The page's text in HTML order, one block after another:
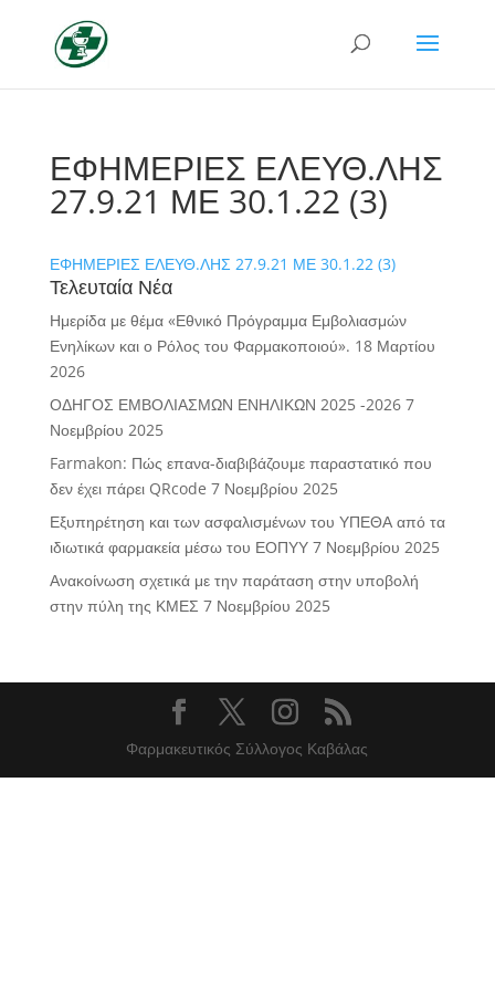
ΕΦΗΜΕΡΙΕΣ ΕΛΕΥΘ.ΛΗΣ
27.9.21 ΜΕ 30.1.22 (3)
ΕΦΗΜΕΡΙΕΣ ΕΛΕΥΘ.ΛΗΣ 27.9.21 ΜΕ 30.1.22 (3)
Τελευταία Νέα
Ημερίδα με θέμα «Εθνικό Πρόγραμμα Εμβολιασμών
Ενηλίκων και ο Ρόλος του Φαρμακοποιού». 18 Μαρτίου
2026
ΟΔΗΓΟΣ ΕΜΒΟΛΙΑΣΜΩΝ ΕΝΗΛΙΚΩΝ 2025 -2026 7
Νοεμβρίου 2025
Farmakon: Πώς επανα-διαβιβάζουμε παραστατικό που
δεν έχει πάρει QRcode 7 Νοεμβρίου 2025
Εξυπηρέτηση και των ασφαλισμένων του ΥΠΕΘΑ από τα
ιδιωτικά φαρμακεία μέσω του ΕΟΠΥΥ 7 Νοεμβρίου 2025
Ανακοίνωση σχετικά με την παράταση στην υποβολή
στην πύλη της ΚΜΕΣ 7 Νοεμβρίου 2025
Φαρμακευτικός Σύλλογος Καβάλας